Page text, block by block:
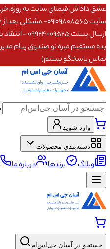
عشق داداش قیمتای سایت به
ارسال بستت
تماس پاسخگو نیستم)
وارد شوید
دسته‌بندی محصولات
وبلاگ برندها درباره ما
جستجو در آسان جی‌اس‌ام